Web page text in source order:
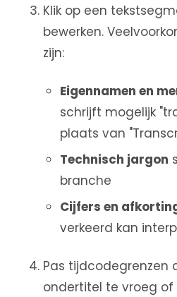
Klik op een
bewerken.
zijn:
Eigennamen en
schrijft mogelijk
plaats van
Technisch jargon
branche
Cijfers en
verkeerd kan
Pas tijdcodegrenzen
ondertitel te vroeg